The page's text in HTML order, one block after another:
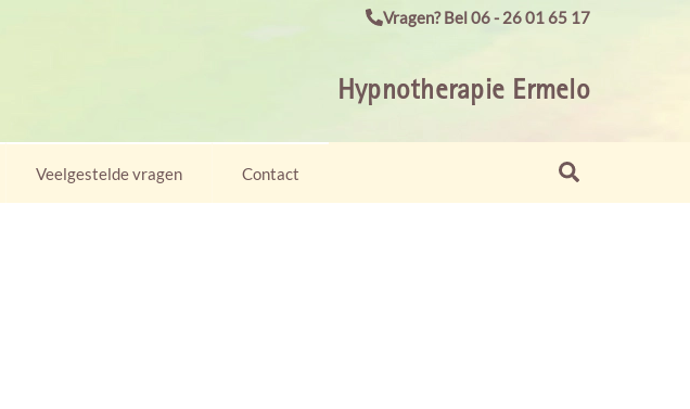
Vragen? Bel 06 - 26 01 65 17
Hypnotherapie Ermelo
Veelgestelde vragen Contact